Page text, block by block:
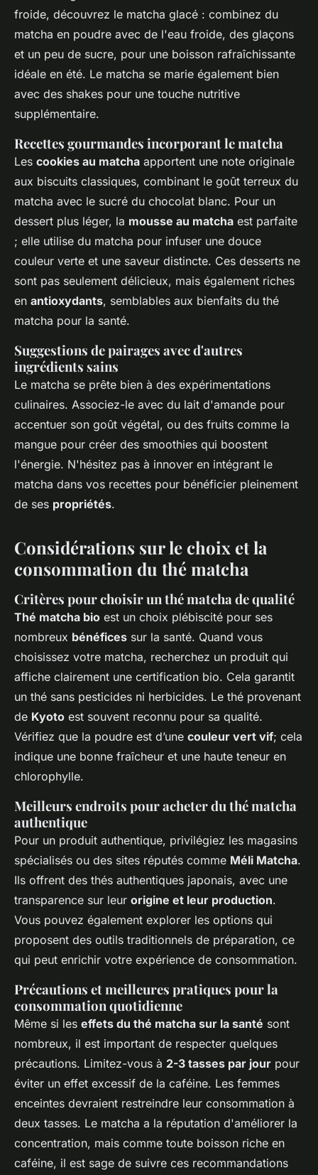
froide, découvrez le matcha glacé : combinez du
matcha en poudre avec de l'eau froide, des glaçons
et un peu de sucre, pour une boisson rafraîchissante
idéale en été. Le matcha se marie également bien
avec des shakes pour une touche nutritive
supplémentaire.
Recettes gourmandes incorporant le matcha
Les cookies au matcha apportent une note originale
aux biscuits classiques, combinant le goût terreux du
matcha avec le sucré du chocolat blanc. Pour un
dessert plus léger, la mousse au matcha est parfaite
; elle utilise du matcha pour infuser une douce
couleur verte et une saveur distincte. Ces desserts ne
sont pas seulement délicieux, mais également riches
en antioxydants, semblables aux bienfaits du thé
matcha pour la santé.
Suggestions de pairages avec d'autres
ingrédients sains
Le matcha se prête bien à des expérimentations
culinaires. Associez-le avec du lait d'amande pour
accentuer son goût végétal, ou des fruits comme la
mangue pour créer des smoothies qui boostent
l'énergie. N'hésitez pas à innover en intégrant le
matcha dans vos recettes pour bénéficier pleinement
de ses propriétés.
Considérations sur le choix et la
consommation du thé matcha
Critères pour choisir un thé matcha de qualité
Thé matcha bio est un choix plébiscité pour ses
nombreux bénéfices sur la santé. Quand vous
choisissez votre matcha, recherchez un produit qui
affiche clairement une certification bio. Cela garantit
un thé sans pesticides ni herbicides. Le thé provenant
de Kyoto est souvent reconnu pour sa qualité.
Vérifiez que la poudre est d’une couleur vert vif; cela
indique une bonne fraîcheur et une haute teneur en
chlorophylle.
Meilleurs endroits pour acheter du thé matcha
authentique
Pour un produit authentique, privilégiez les magasins
spécialisés ou des sites réputés comme Méli Matcha.
Ils offrent des thés authentiques japonais, avec une
transparence sur leur origine et leur production.
Vous pouvez également explorer les options qui
proposent des outils traditionnels de préparation, ce
qui peut enrichir votre expérience de consommation.
Précautions et meilleures pratiques pour la
consommation quotidienne
Même si les effets du thé matcha sur la santé sont
nombreux, il est important de respecter quelques
précautions. Limitez-vous à 2-3 tasses par jour pour
éviter un effet excessif de la caféine. Les femmes
enceintes devraient restreindre leur consommation à
deux tasses. Le matcha a la réputation d'améliorer la
concentration, mais comme toute boisson riche en
caféine, il est sage de suivre ces recommandations